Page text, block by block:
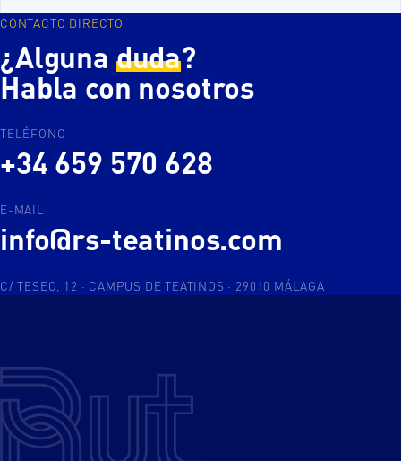
CONTACTO DIRECTO
¿Alguna duda?
Habla con nosotros
TELÉFONO
+34 659 570 628
E-MAIL
info@rs-teatinos.com
C/ TESEO, 12 · CAMPUS DE TEATINOS · 29010 MÁLAGA